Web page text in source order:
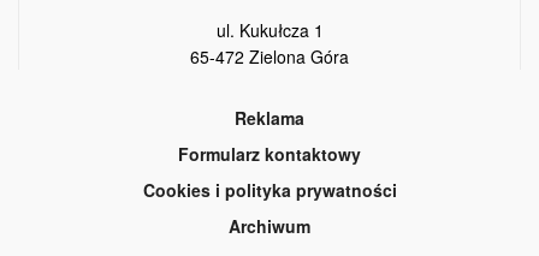
ul. Kukułcza 1
65-472 Zielona Góra
Reklama
Formularz kontaktowy
Cookies i polityka prywatności
Archiwum